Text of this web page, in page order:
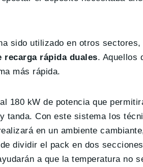
sido utilizado en otros sectores,
recarga rápida duales. Aquellos
más rápida.
180 kW de potencia que
tanda. Con este sistema los
en un ambiente
dividir el pack en dos
a que la temperatura no